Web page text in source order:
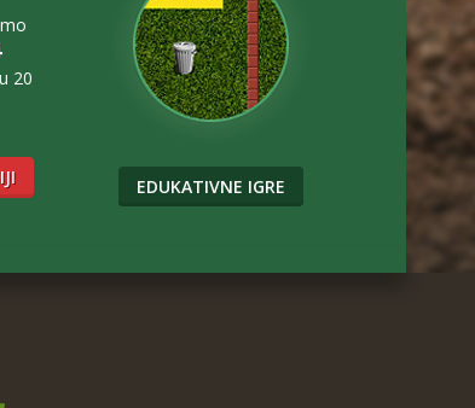
20
EDUKATIVNE IGRE